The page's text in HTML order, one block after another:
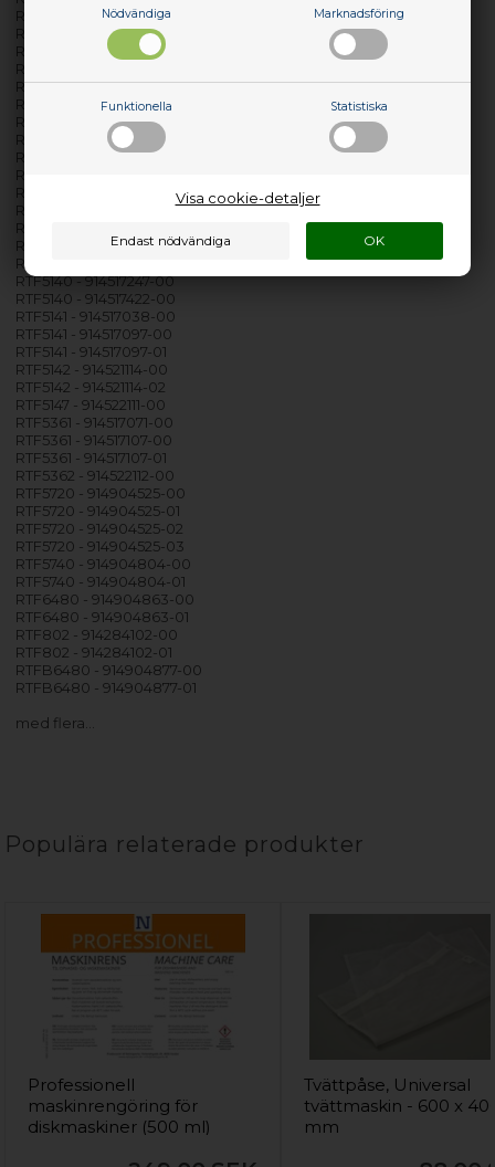
Nödvändiga Marknadsföring
Funktionella Statistiska
Visa cookie-detaljer
RTF4220 - 914792043-01
RTF4250 - 914515039-00
RTF4250 - 914515039-01
RTF4260 - 914515041-00
RTF4260 - 914515041-01
RTF4450 - 914515040-00
RTF4450 - 914515040-01
RTF5120 - 914517246-00
RTF5120 - 914517421-00
RTF5121 - 914517355-00
RTF5121 - 914517420-01
RTF5122 - 914521115-00
RTF5122 - 914521115-02
RTF5126 - 914521113-00
RTF5126 - 914521113-02
RTF5140 - 914517247-00
RTF5140 - 914517422-00
RTF5141 - 914517038-00
RTF5141 - 914517097-00
RTF5141 - 914517097-01
RTF5142 - 914521114-00
RTF5142 - 914521114-02
RTF5147 - 914522111-00
RTF5361 - 914517071-00
RTF5361 - 914517107-00
RTF5361 - 914517107-01
RTF5362 - 914522112-00
RTF5720 - 914904525-00
RTF5720 - 914904525-01
RTF5720 - 914904525-02
RTF5720 - 914904525-03
RTF5740 - 914904804-00
RTF5740 - 914904804-01
RTF6480 - 914904863-00
RTF6480 - 914904863-01
RTF802 - 914284102-00
RTF802 - 914284102-01
RTFB6480 - 914904877-00
RTFB6480 - 914904877-01
med flera…
Populära relaterade produkter
Professionell
maskinrengöring för
diskmaskiner (500 ml)
Tvättpåse, Universal
tvättmaskin - 600 x
mm